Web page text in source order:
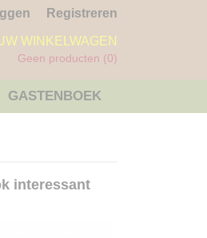
Registreren
WINKELWAGEN
Geen producten (0)
GASTENBOEK
interessant